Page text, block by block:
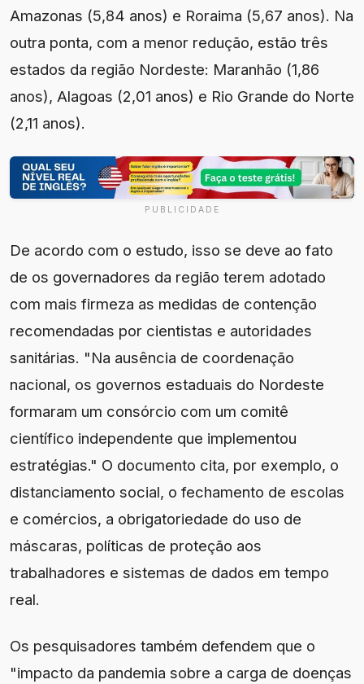
Amazonas (5,84 anos) e Roraima (5,67 anos). Na
outra ponta, com a menor redução, estão três
estados da região Nordeste: Maranhão (1,86
anos), Alagoas (2,01 anos) e Rio Grande do Norte
(2,11 anos).
PUBLICIDADE
De acordo com o estudo, isso se deve ao fato
de os governadores da região terem adotado
com mais firmeza as medidas de contenção
recomendadas por cientistas e autoridades
sanitárias. "Na ausência de coordenação
nacional, os governos estaduais do Nordeste
formaram um consórcio com um comitê
científico independente que implementou
estratégias." O documento cita, por exemplo, o
distanciamento social, o fechamento de escolas
e comércios, a obrigatoriedade do uso de
máscaras, políticas de proteção aos
trabalhadores e sistemas de dados em tempo
real.
Os pesquisadores também defendem que o
"impacto da pandemia sobre a carga de doenças